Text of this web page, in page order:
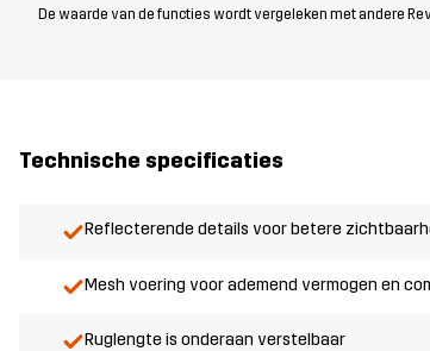
De waarde van de functies wordt vergeleken met andere
Technische specificaties
Reflecterende details voor betere
Mesh voering voor ademend vermogen en
Ruglengte is onderaan verstelbaar